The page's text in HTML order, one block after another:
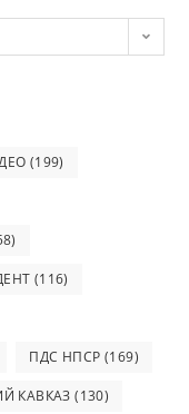
(199)
(116)
ПДС НПСР (169)
КАВКАЗ (130)